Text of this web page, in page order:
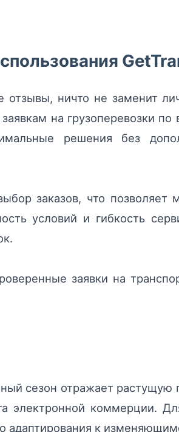
отзывы, ничто не заменит
на грузоперевозки
решения без
заказов, что позволяет
условий и гибкость
заявки на
сезон отражает растущую
электронной коммерции.
адаптирования к